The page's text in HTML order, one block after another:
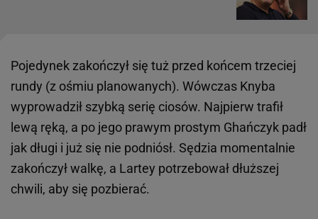
Pojedynek zakończył się tuż przed końcem trzeciej
rundy (z ośmiu planowanych). Wówczas Knyba
wyprowadził szybką serię ciosów. Najpierw trafił
lewą ręką, a po jego prawym prostym Ghańczyk padł
jak długi i już się nie podniósł. Sędzia momentalnie
zakończył walkę, a Lartey potrzebował dłuższej
chwili, aby się pozbierać.